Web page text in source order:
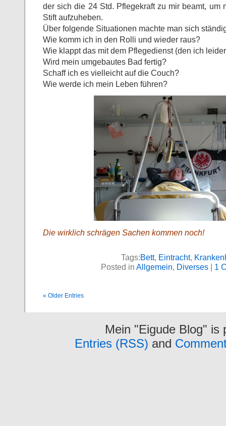
der sich die 24 Std. Pflegekraft zu mir beamt, um
Stift aufzuheben.
Über folgende Situationen machte man sich
Wie komm ich in den Rolli und wieder raus?
Wie klappt das mit dem Pflegedienst (den ich
Wird mein umgebautes Bad fertig?
Schaff ich es vielleicht auf die Couch?
Wie werde ich mein Leben führen?
Die wirklich schrägen Sachen kommen noch!
Tags:Bett, Eintracht,
Posted in Allgemein, Diverses | 1
« Older Entries
Mein "Eigude Blog"
Entries (RSS) and